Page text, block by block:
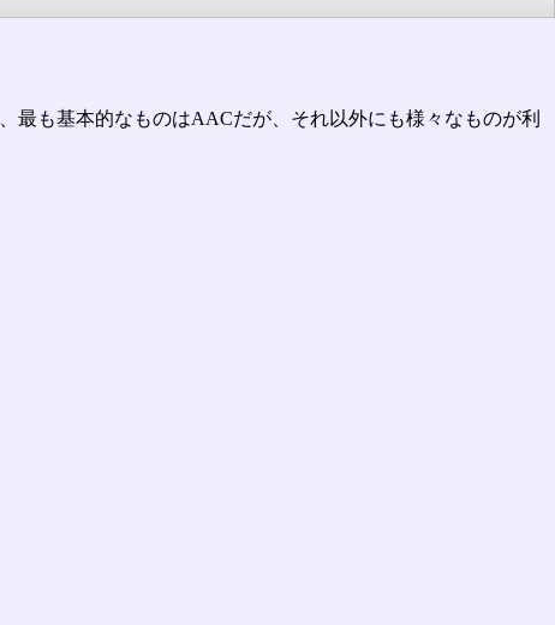
最も基本的なものはAACだが、それ以外にも様々なものが利